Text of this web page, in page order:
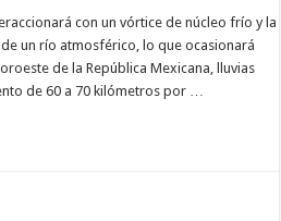
con un vórtice de núcleo frío y la
un río atmosférico, lo que ocasionará
de la República Mexicana, lluvias
de 60 a 70 kilómetros por …